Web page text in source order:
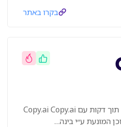
בקרו באתר
תייצרו פוסטים חברתיים תוך דקות עם Copy.ai Copy.ai
המונעת ע״י בינה…